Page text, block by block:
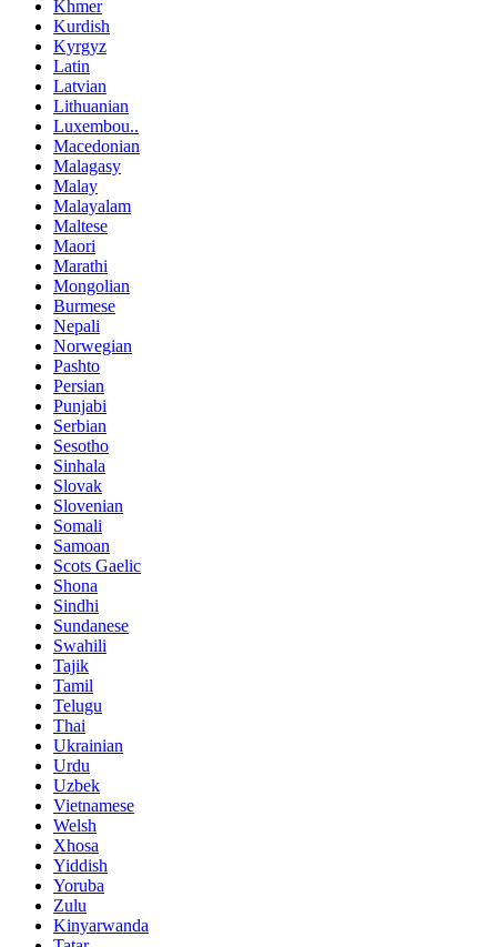
Khmer
Kurdish
Kyrgyz
Latin
Latvian
Lithuanian
Luxembou..
Macedonian
Malagasy
Malay
Malayalam
Maltese
Maori
Marathi
Mongolian
Burmese
Nepali
Norwegian
Pashto
Persian
Punjabi
Serbian
Sesotho
Sinhala
Slovak
Slovenian
Somali
Samoan
Scots Gaelic
Shona
Sindhi
Sundanese
Swahili
Tajik
Tamil
Telugu
Thai
Ukrainian
Urdu
Uzbek
Vietnamese
Welsh
Xhosa
Yiddish
Yoruba
Zulu
Kinyarwanda